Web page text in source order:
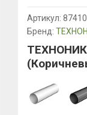
Артикул: 87410
Бренд: